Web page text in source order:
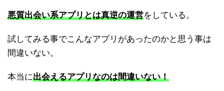
悪質出会い系アプリとは真逆の運営をしている。
試してみる事でこんなアプリがあったのかと思う事は
間違いない。
本当に出会えるアプリなのは間違いない！